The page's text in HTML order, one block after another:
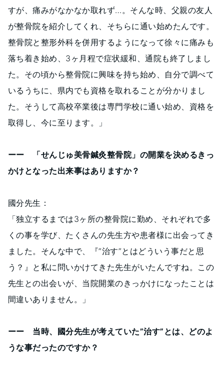
すが、痛みがなかなか取れず…。そんな時、父親の友人
が整骨院を紹介してくれ、そちらに通い始めたんです。
整骨院と整形外科を併用するようになって徐々に痛みも
落ち着き始め、3ヶ月程で症状緩和、通院も終了しまし
た。その頃から整骨院に興味を持ち始め、自分で調べて
いるうちに、県内でも資格を取れることが分かりまし
た。そうして高校卒業後は専門学校に通い始め、資格を
取得し、今に至ります。」
ーー 「せんじゅ美骨鍼灸整骨院」の開業を決めるきっ
かけとなった出来事はありますか？
國分先生：
「独立するまでは3ヶ所の整骨院に勤め、それぞれで多
くの事を学び、たくさんの先生方や患者様に出会ってき
ました。そんな中で、『”治す”とはどういう事だと思
う？』と私に問いかけてきた先生がいたんですね。この
先生との出会いが、当院開業のきっかけになったことは
間違いありません。」
ーー 当時、國分先生が考えていた”治す”とは、どのよ
うな事だったのですか？